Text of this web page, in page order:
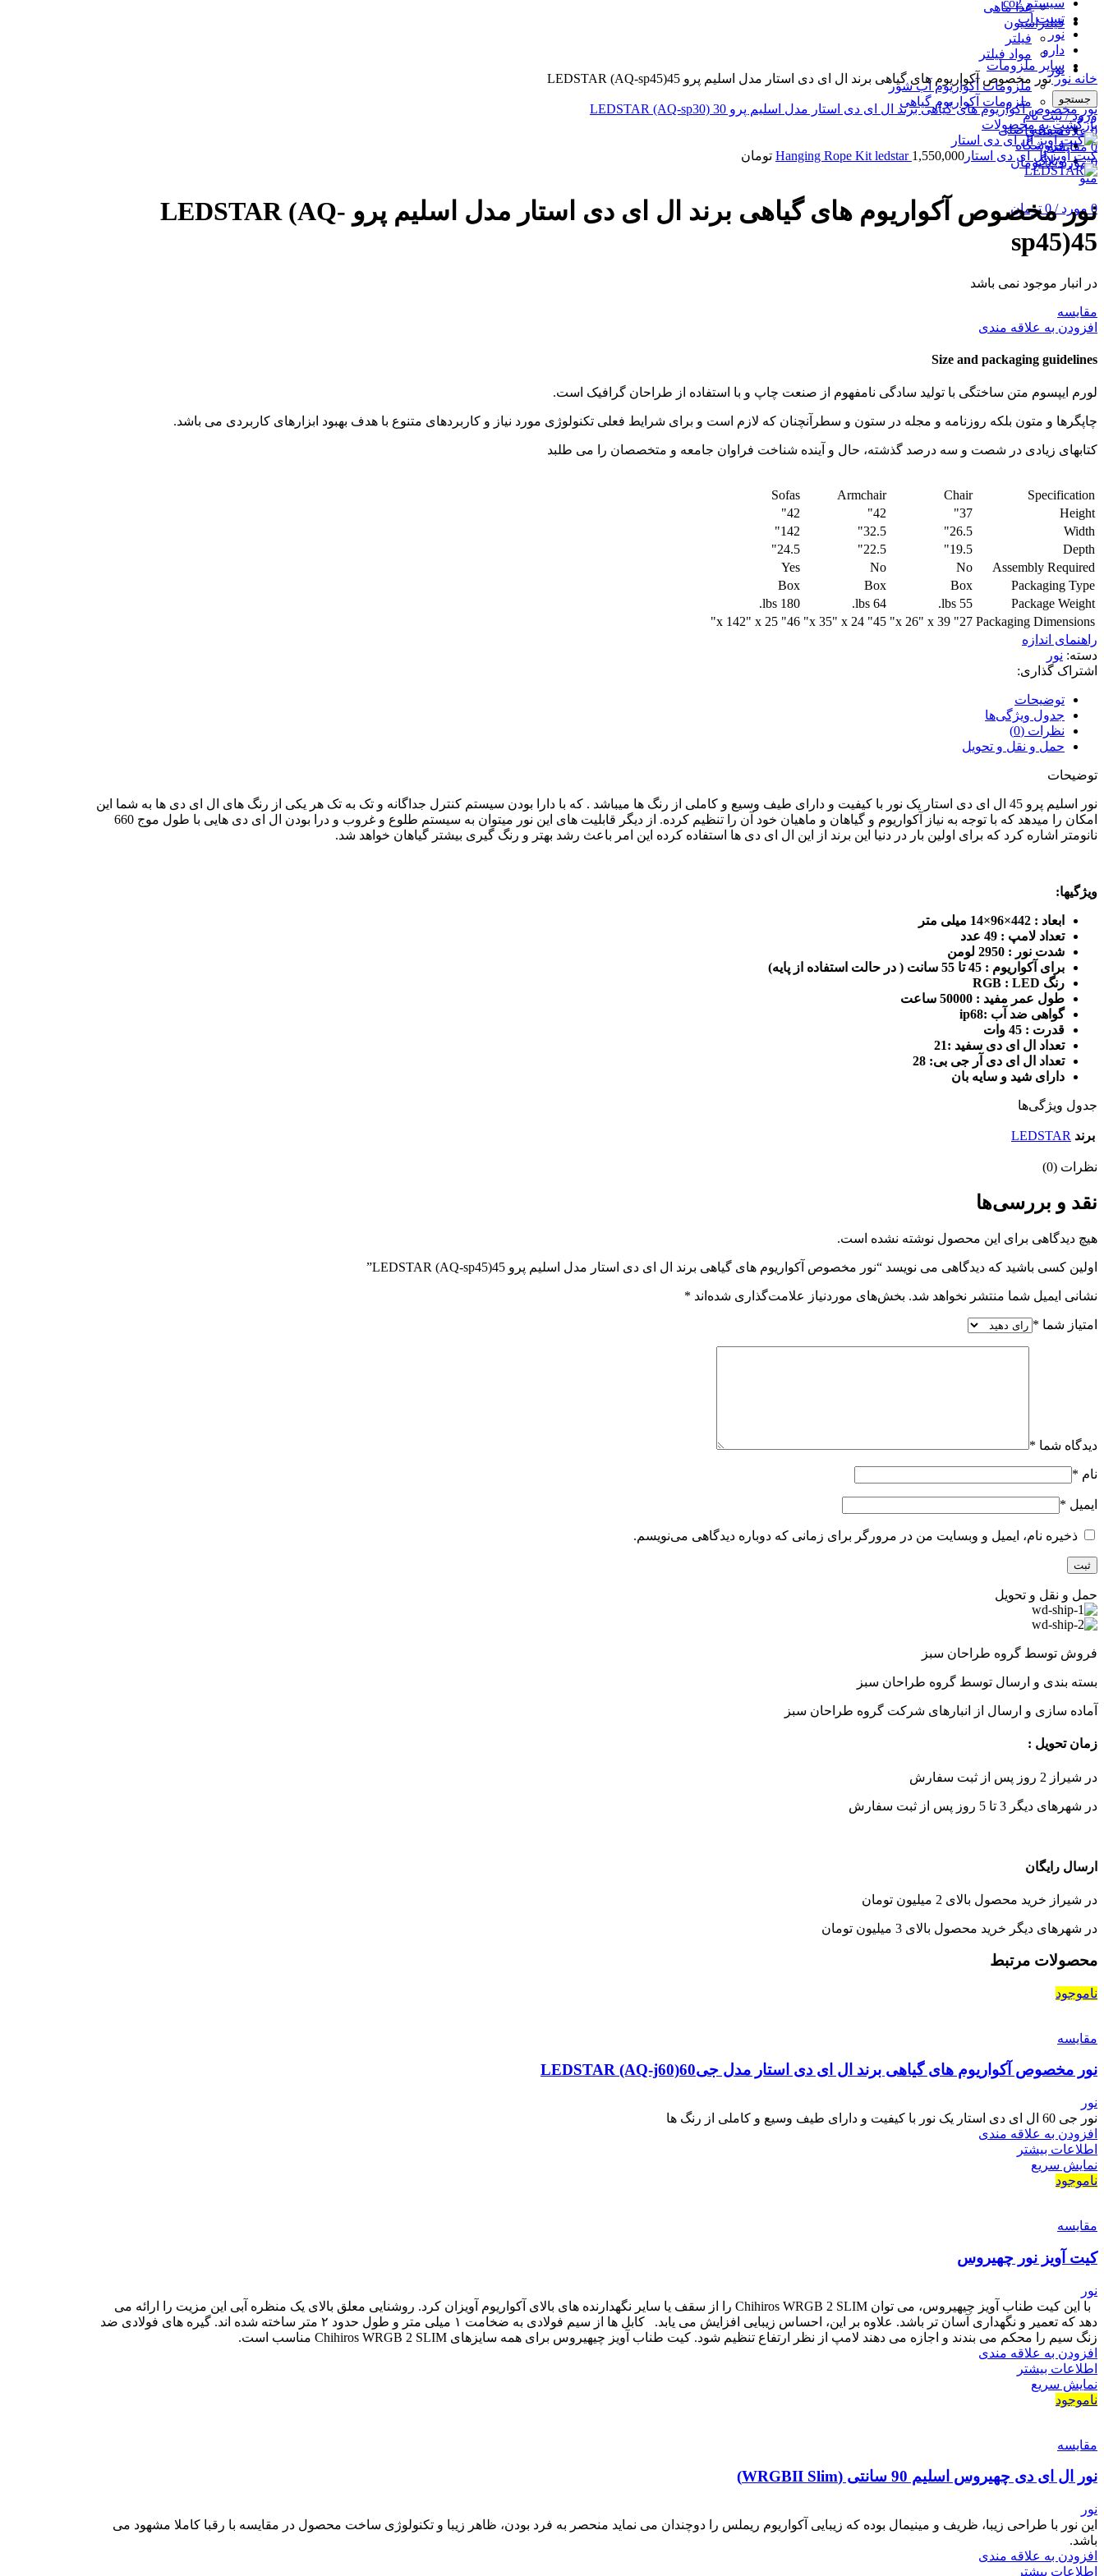
غذا ماهی
فیلتراسیون
فیلتر
مواد فیلتر
نور
جستجو
ورود / ثبت نام
0 علاقه مندی
0 مقايسه
0 مورد /
0 تومان
منو
0 مورد /
0 تومان
سیستم co2
تست آب
نور
دارو
سایر ملزومات
ملزومات آکواریوم آب شور
ملزومات آکواریوم گیاهی
صفحه اصلی
فروشگاه
وبلاگ
برای بزرگنمایی کلیک کنید
خانه نورنور مخصوص آکواریوم های گیاهی برند ال ای دی استار مدل اسلیم پرو LEDSTAR (AQ-sp45)45
نور مخصوص آکواریوم های گیاهی برند ال ای دی استار مدل اسلیم پرو LEDSTAR (AQ-sp30) 30
بازگشت به محصولات
کیت آویز ال ای دی استارHanging Rope Kit ledstar 1,550,000 تومان
نور مخصوص آکواریوم های گیاهی برند ال ای دی استار مدل اسلیم پرو LEDSTAR (AQ-
sp45)45
در انبار موجود نمی باشد
مقايسه
افزودن به علاقه مندی
Size and packaging guidelines
لورم ایپسوم متن ساختگی با تولید سادگی نامفهوم از صنعت چاپ و با استفاده از طراحان گرافیک است.
چاپگرها و متون بلکه روزنامه و مجله در ستون و سطرآنچنان که لازم است و برای شرایط فعلی تکنولوژی مورد نیاز و کاربردهای متنوع با هدف بهبود ابزارهای کاربردی می باشد.
کتابهای زیادی در شصت و سه درصد گذشته، حال و آینده شناخت فراوان جامعه و متخصصان را می طلبد
Specification
Chair
Armchair
Sofas
Height
37"
42"
42"
Width
26.5"
32.5"
142"
Depth
19.5"
22.5"
24.5"
Assembly Required
No
No
Yes
Packaging Type
Box
Box
Box
Package Weight
55 lbs.
64 lbs.
180 lbs.
Packaging Dimensions
27" x 26" x 39"
45" x 35" x 24"
46" x 142" x 25"
راهنمای اندازه
دسته: نور
اشتراک گذاری:
توضیحات
جدول ویژگی‌ها
نظرات (0)
حمل و نقل و تحویل
توضیحات
نور اسلیم پرو 45 ال ای دی استار یک نور با کیفیت و دارای طیف وسیع و کاملی از رنگ ها میباشد . که با دارا بودن سیستم کنترل جداگانه و تک به تک هر یکی از رنگ های ال ای دی ها به شما این
امکان را میدهد که با توجه به نیاز آکواریوم و گیاهان و ماهیان خود آن را تنظیم کرده.
از دیگر قابلیت های این نور میتوان به سیستم طلوع و غروب و درا بودن ال ای دی هایی با طول موج 660
نانومتر اشاره کرد که برای اولین بار در دنیا این برند از این ال ای دی ها استفاده کرده این امر باعث رشد بهتر و رنگ گیری بیشتر گیاهان خواهد شد.
ویژگیها:
ابعاد : 442×96×14 میلی متر
تعداد لامپ : 49 عدد
شدت نور : 2950 لومن
برای آکواریوم : 45 تا 55 سانت ( در حالت استفاده از پایه)
رنگ RGB : LED
طول عمر مفید : 50000 ساعت
گواهی ضد آب :ip68
قدرت : 45 وات
تعداد ال ای دی سفید :21
تعداد ال ای دی آر جی بی: 28
دارای شید و سایه بان
جدول ویژگی‌ها
برند LEDSTAR
نظرات (0)
نقد و بررسی‌ها
هیچ دیدگاهی برای این محصول نوشته نشده است.
اولین کسی باشید که دیدگاهی می نویسد “نور مخصوص آکواریوم های گیاهی برند ال ای دی استار مدل اسلیم پرو LEDSTAR (AQ-sp45)45”
نشانی ایمیل شما منتشر نخواهد شد. بخش‌های موردنیاز علامت‌گذاری شده‌اند *
امتیاز شما *
دیدگاه شما *
نام *
ایمیل *
ذخیره نام، ایمیل و وبسایت من در مرورگر برای زمانی که دوباره دیدگاهی می‌نویسم.
حمل و نقل و تحویل
فروش توسط گروه طراحان سبز
بسته بندی و ارسال توسط گروه طراحان سبز
آماده سازی و ارسال از انبارهای شرکت گروه طراحان سبز
زمان تحویل :
در شیراز 2 روز پس از ثبت سفارش
در شهرهای دیگر 3 تا 5 روز پس از ثبت سفارش
ارسال رایگان
در شیراز خرید محصول بالای 2 میلیون تومان
در شهرهای دیگر خرید محصول بالای 3 میلیون تومان
محصولات مرتبط
ناموجود
مقايسه
نور مخصوص آکواریوم های گیاهی برند ال ای دی استار مدل جیLEDSTAR (AQ-j60)60
نور
نور جی 60 ال ای دی استار یک نور با کیفیت و دارای طیف وسیع و کاملی از رنگ ها
افزودن به علاقه مندی
اطلاعات بیشتر
نمایش سریع
ناموجود
مقايسه
کیت آویز نور چهیروس
نور
با این کیت طناب آویز چیهیروس، می توان Chihiros WRGB 2 SLIM را از سقف یا سایر نگهدارنده های بالای آکواریوم آویزان کرد. روشنایی معلق بالای یک منظره آبی این مزیت را ارائه می
دهد که تعمیر و نگهداری آسان تر باشد. علاوه بر این، احساس زیبایی افزایش می یابد. کابل ها از سیم فولادی به ضخامت ۱ میلی متر و طول حدود ۲ متر ساخته شده اند. گیره های فولادی ضد
زنگ سیم را محکم می بندند و اجازه می دهند لامپ از نظر ارتفاع تنظیم شود. کیت طناب آویز چیهیروس برای همه سایزهای Chihiros WRGB 2 SLIM مناسب است.
افزودن به علاقه مندی
اطلاعات بیشتر
نمایش سریع
ناموجود
مقايسه
نور ال ای دی چهیروس اسلیم 90 سانتی (WRGBII Slim)
نور
این نور با طراحی زیبا، ظریف و مینیمال بوده که زیبایی آکواریوم ریملس را دوچندان می نماید منحصر به فرد بودن، ظاهر زیبا و تکنولوژی ساخت محصول در مقایسه با رقبا کاملا مشهود می
باشد.
افزودن به علاقه مندی
اطلاعات بیشتر